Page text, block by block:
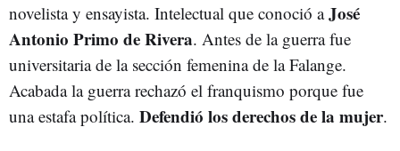
novelista y ensayista. Intelectual que conoció aJosé
Antonio Primo de Rivera. Antes de la guerra fue
universitaria de la sección femenina de la Falange.
Acabada la guerra rechazó el franquismo porque fue
una estafa política. Defendió los derechos de la mujer.